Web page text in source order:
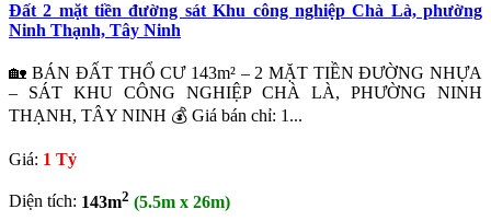
Đất 2 mặt tiền đường sát Khu công nghiệp Chà Là, phường
Ninh Thạnh, Tây Ninh
🏡 BÁN ĐẤT THỔ CƯ 143m² – 2 MẶT TIỀN ĐƯỜNG NHỰA
– SÁT KHU CÔNG NGHIỆP CHÀ LÀ, PHƯỜNG NINH
THẠNH, TÂY NINH 💰 Giá bán chỉ: 1...
Giá: 1 Tỷ
Diện tích: 143m2 (5.5m x 26m)